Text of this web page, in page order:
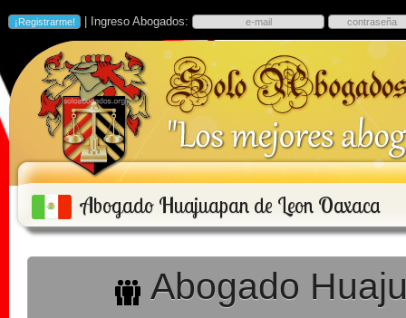
| Ingreso Abogados:
Abogado Huajuapan de Leon Oaxaca
Abogado